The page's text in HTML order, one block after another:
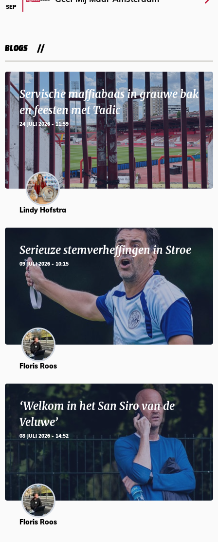
SEP
BLOGS
Servische maffiabaas in grauwe bak
en feesten met Tadic
24 JULI 2026 - 11:59
Lindy Hofstra
Serieuze stemverheffingen in Stroe
09 JULI 2026 - 10:15
Floris Roos
‘Welkom in het San Siro van de
Veluwe’
08 JULI 2026 - 14:52
Floris Roos